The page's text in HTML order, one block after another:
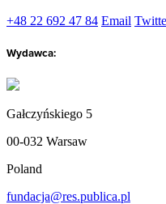
+48 22 692 47 84 Email
Wydawca:
Gałczyńskiego 5
00-032 Warsaw
Poland
fundacja@res.publica.pl